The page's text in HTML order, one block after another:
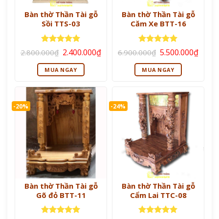
Bàn thờ Thần Tài gỗ
Sồi TTS-03
Được xếp
hạng
55
sao
2.800.000₫ Giá
gốc
là:
2.800.000₫.
2.400.000₫Giá
2.400.000₫.
MUA NGAY
Bàn thờ Thần Tài gỗ
Căm Xe BTT-16
Được xếp
hạng 55
sao
6.900.000₫ Giá
gốc
là:
6.900.000₫.
5.500.000₫Giá
MUA NGAY
-20%
Bàn thờ Thần Tài gỗ
Gõ đỏ BTT-11
-24%
Bàn thờ Thần Tài gỗ
Cẩm Lai TTC-08